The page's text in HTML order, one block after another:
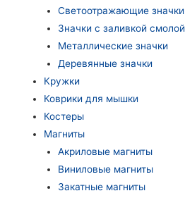
Светоотражающие значки
Значки с заливкой смолой
Металлические значки
Деревянные значки
Кружки
Коврики для мышки
Костеры
Магниты
Акриловые магниты
Виниловые магниты
Закатные магниты